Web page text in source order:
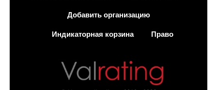
Добавить организацию
Индикаторная корзина Право